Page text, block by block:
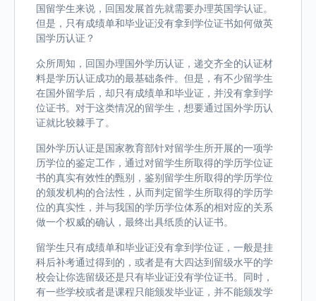
国留学生来说，回国发展首先就需要办理英国学认证。
但是，只有成绩单和毕业证没有拿到学位证书如何做英
国学历认证？
众所周知，回国办理国外学历认证，递交齐全的认证材
料是学历认证成功的最基础条件。但是，有不少留学生
在国外留学后，却只有成绩单和毕业证，并没有拿到学
位证书。对于这类情况的留学生，想要通过国外学历认
证就比较棘手了。
国外学历认证是国家教育部针对留学生所开展的一项学
历学位的鉴定工作，通过对留学生所取得的学历学位证
书的真实有效性的甄别，鉴别留学生所取得的学历学位
的颁发机构的合法性，从而判定留学生所取得的学历学
位的真实性，并与我国的学历学位体系的相对应的关系
做一个权威的确认，最终出具纸质的认证书。
留学生只有成绩单和毕业证没有拿到学位证，一般是挂
科后补考通过得到的，或者是有大四达到留级水平的学
校会让你选留级还是只有毕业证没有学位证书。同时，
有一些学校或者是课程只能颁发毕业证，并不能颁发学